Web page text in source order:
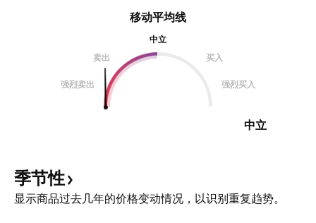
移动平均线
中立
卖出
买入
强烈卖出 强烈买入
中立
季节性
显示商品过去几年的价格变动情况，以识别重复趋势。